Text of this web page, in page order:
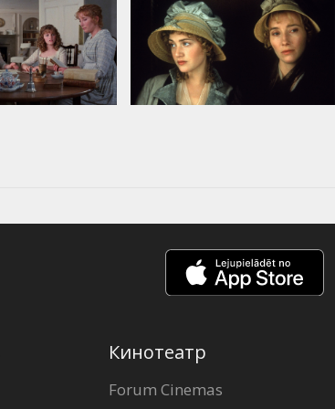
Кинотеатр
Forum Cinemas